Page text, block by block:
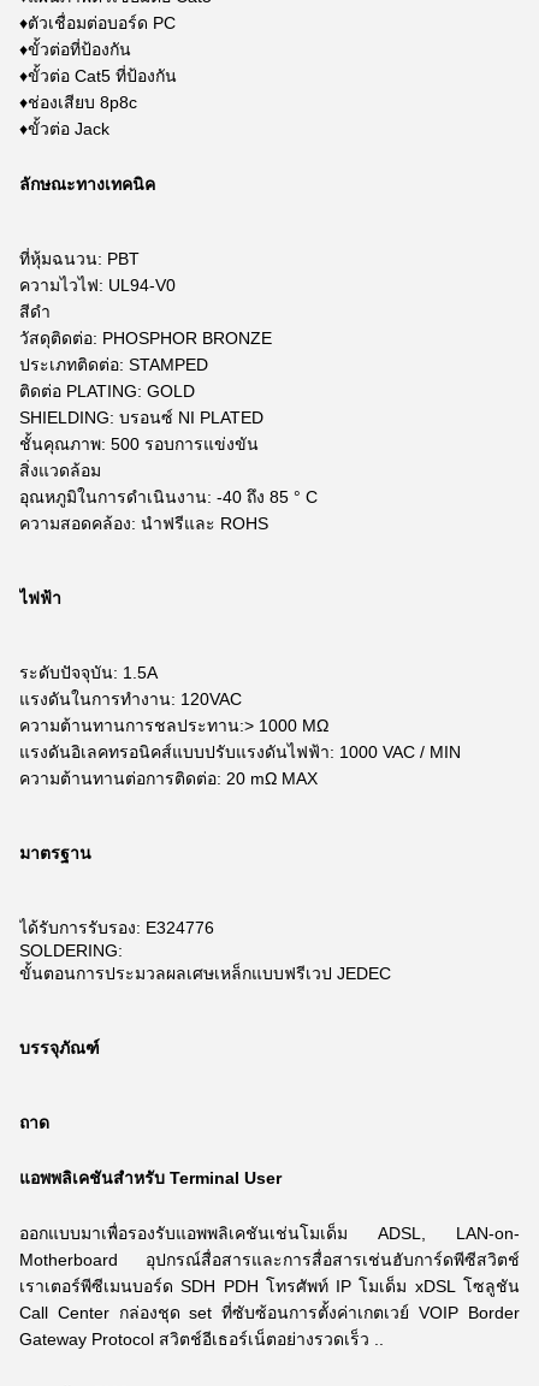
♦ตัวเชื่อมต่อบอร์ด PC
♦ขั้วต่อที่ป้องกัน
♦ขั้วต่อ Cat5 ที่ป้องกัน
♦ช่องเสียบ 8p8c
♦ขั้วต่อ Jack
ลักษณะทางเทคนิค
ที่หุ้มฉนวน: PBT
ความไวไฟ: UL94-V0
สีดำ
วัสดุติดต่อ: PHOSPHOR BRONZE
ประเภทติดต่อ: STAMPED
ติดต่อ PLATING: GOLD
SHIELDING: บรอนซ์ NI PLATED
ชั้นคุณภาพ: 500 รอบการแข่งขัน
สิ่งแวดล้อม
อุณหภูมิในการดำเนินงาน: -40 ถึง 85 ° C
ความสอดคล้อง: นำฟรีและ ROHS
ไฟฟ้า
ระดับปัจจุบัน: 1.5A
แรงดันในการทำงาน: 120VAC
ความต้านทานการชลประทาน:> 1000 MΩ
แรงดันอิเลคทรอนิคส์แบบปรับแรงดันไฟฟ้า: 1000 VAC / MIN
ความต้านทานต่อการติดต่อ: 20 mΩ MAX
มาตรฐาน
ได้รับการรับรอง: E324776
SOLDERING:
ขั้นตอนการประมวลผลเศษเหล็กแบบฟรีเวป JEDEC
บรรจุภัณฑ์
ถาด
แอพพลิเคชันสำหรับ Terminal User
ออกแบบมาเพื่อรองรับแอพพลิเคชันเช่นโมเด็ม ADSL, LAN-on-
Motherboard อุปกรณ์สื่อสารและการสื่อสารเช่นฮับการ์ดพีซีสวิตช์
เราเตอร์พีซีเมนบอร์ด SDH PDH โทรศัพท์ IP โมเด็ม xDSL
โซลูชัน
Call Center กล่องชุด set ที่ซับซ้อนการตั้งค่าเกตเวย์ VOIP Border
Gateway Protocol สวิตช์อีเธอร์เน็ตอย่างรวดเร็ว ..